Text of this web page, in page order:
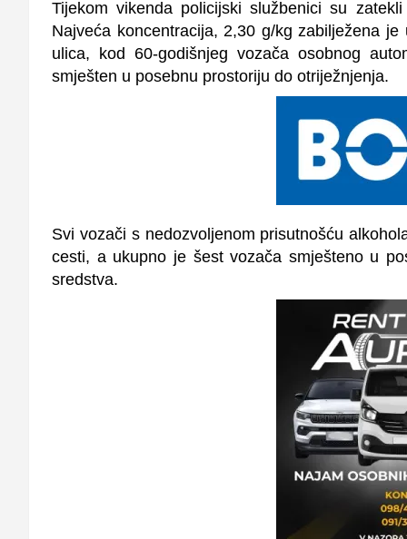
Tijekom vikenda policijski službenici su
Najveća koncentracija, 2,30 g/kg zabilježena
ulica, kod 60-godišnjeg vozača osobnog
smješten u posebnu prostoriju do otriježnjenja.
Svi vozači s nedozvoljenom prisutnošću
cesti, a ukupno je šest vozača smješteno u
sredstva.